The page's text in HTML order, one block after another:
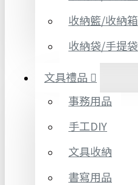
收納籃/收納箱
收納袋/手提袋
文具禮品
事務用品
手工DIY
文具收納
書寫用品